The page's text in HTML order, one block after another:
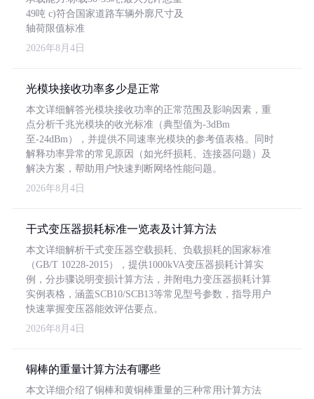
49吨 c)符合国家道路车辆外廓尺寸及
轴荷限值标准
2026年8月4日
光模块接收功率多少是正常
本文详细解答光模块接收功率的正常范围及影响因素，重
点分析千兆光模块的收光标准（典型值为-3dBm
至-24dBm），并提供不同速率光模块的参考值表格。同时
解释功率异常的常见原因（如光纤损耗、连接器问题）及
解决方案，帮助用户快速判断网络性能问题。
2026年8月4日
干式变压器损耗标准一览表及计算方法
本文详细解析干式变压器空载损耗、负载损耗的国家标准
（GB/T 10228-2015），提供1000kVA变压器损耗计算实
例，分步骤说明变损计算方法，并附电力变压器损耗计算
实例表格，涵盖SCB10/SCB13等常见型号参数，指导用户
快速掌握变压器能效评估要点。
2026年8月4日
铜棒的重量计算方法有哪些
本文详细介绍了铜棒和黄铜棒重量的三种常用计算方法